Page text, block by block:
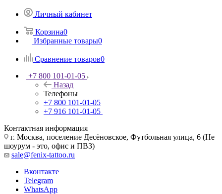
Личный кабинет
Корзина0
Избранные товары0
Сравнение товаров0
+7 800 101-01-05
Назад
Телефоны
+7 800 101-01-05
+7 916 101-01-05
Контактная информация
г. Москва, поселение Десёновское, Футбольная улица, 6 (Не
шоурум - это, офис и ПВЗ)
sale@fenix-tattoo.ru
Вконтакте
Telegram
WhatsApp